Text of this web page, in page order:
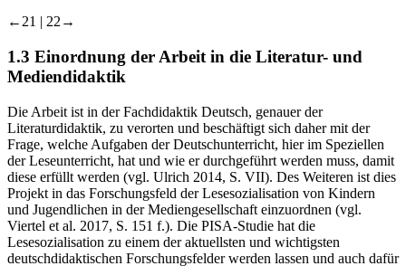
1.3Einordnung der Arbeit in die Literatur- und
Die Arbeit ist in der Fachdidaktik Deutsch, genauer der
Literaturdidaktik, zu verorten und beschäftigt sich daher mit der
Frage, welche Aufgaben der Deutschunterricht, hier im Speziellen
der Leseunterricht, hat und wie er durchgeführt werden muss, damit
diese erfüllt werden (vgl. Ulrich2014, S. VII). Des Weiteren ist dies
Projekt in das Forschungsfeld der Lesesozialisation von Kindern
und Jugendlichen in der Mediengesellschaft einzuordnen (vgl.
Viertel et al.2017, S. 151 f.). Die PISA-Studie hat die
Lesesozialisation zu einem der aktuellsten und wichtigsten